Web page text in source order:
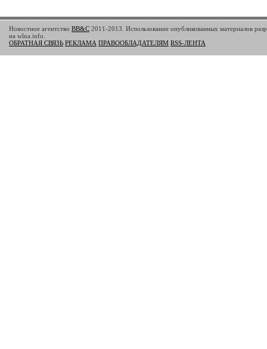
Новостное агентство BB&C 2011-2013. Использование опубликованных материалов
на wlna.info.
ОБРАТНАЯ СВЯЗЬ РЕКЛАМА ПРАВООБЛАДАТЕЛЯМ RSS-ЛЕНТА